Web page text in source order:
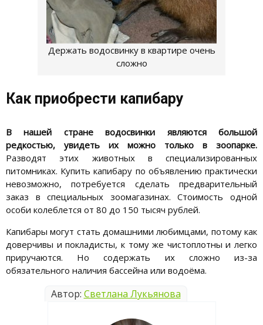
Держать водосвинку в квартире очень
сложно
Как приобрести капибару
В нашей стране водосвинки являются большой
редкостью, увидеть их можно только в зоопарке.
Разводят этих животных в специализированных
питомниках. Купить капибару по объявлению практически
невозможно, потребуется сделать предварительный
заказ в специальных зоомагазинах. Стоимость одной
особи колеблется от 80 до 150 тысяч рублей.
Капибары могут стать домашними любимцами, потому как
доверчивы и покладисты, к тому же чистоплотны и легко
приручаются. Но содержать их сложно из-за
обязательного наличия бассейна или водоёма.
Автор: Светлана Лукьянова